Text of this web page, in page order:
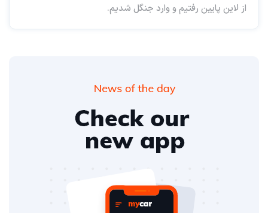
از لاین پایین رفتیم و وارد جنگل شدیم.